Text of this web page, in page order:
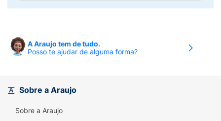
melhora da elasticidade da pele e na
redução de rugas.
Vitamina C(que auxilia na formação do
colágeno e combate radicais livres).
A Araujo tem de tudo.
Posso te ajudar de alguma forma?
Sobre a Araujo
Sobre a Araujo